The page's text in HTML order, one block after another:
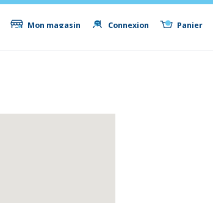
Mon magasin Connexion Panier